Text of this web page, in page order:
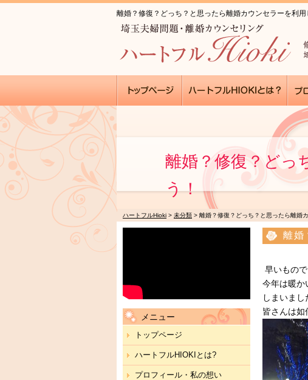
離婚？修復？どっち？と思ったら離婚カウンセラーを利
離婚？修復？どっ
う！
ハートフルHioki > 未分類 > 離婚？修復？どっち？と思ったら離婚
離婚
早いもの
今年は暖か
しまいまし
皆さんは如
メニュー
トップページ
ハートフルHIOKIとは?
プロフィール・私の想い